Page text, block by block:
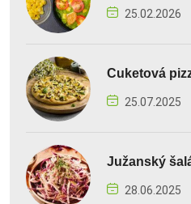
25.02.2026
Cuketová
25.07.2025
Južanský
28.06.2025